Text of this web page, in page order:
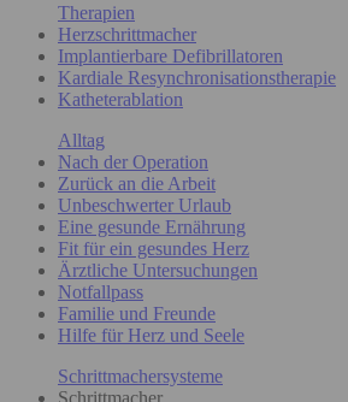
Therapien
Herzschrittmacher
Implantierbare Defibrillatoren
Kardiale Resynchronisationstherapie
Katheterablation
Alltag
Nach der Operation
Zurück an die Arbeit
Unbeschwerter Urlaub
Eine gesunde Ernährung
Fit für ein gesundes Herz
Ärztliche Untersuchungen
Notfallpass
Familie und Freunde
Hilfe für Herz und Seele
Schrittmachersysteme
Schrittmacher